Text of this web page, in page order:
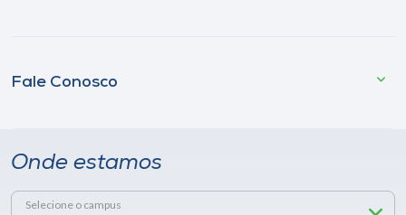
Fale Conosco
Onde estamos
Selecione o campus